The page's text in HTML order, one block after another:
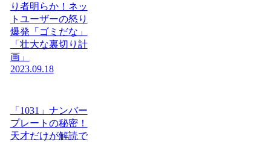
り者明らか！ネッ
トユーザーの怒り
爆発「ゴミだな」
「壮大な裏切り計
画」
2023.09.18
「1031」ナンバー
プレートの秘密！
天才だけが解読で